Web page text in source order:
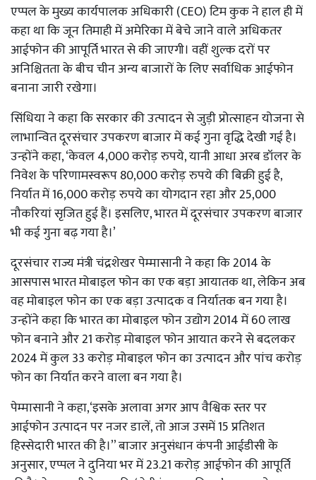
एप्पल के मुख्य कार्यपालक अधिकारी (CEO) टिम कुक ने हाल ही में
कहा था कि जून तिमाही में अमेरिका में बेचे जाने वाले अधिकतर
आईफोन की आपूर्ति भारत से की जाएगी। वहीं शुल्क दरों पर
अनिश्चितता के बीच चीन अन्य बाजारों के लिए सर्वाधिक आईफोन
बनाना जारी रखेगा।
सिंधिया ने कहा कि सरकार की उत्पादन से जुड़ी प्रोत्साहन योजना से
लाभान्वित दूरसंचार उपकरण बाजार में कई गुना वृद्धि देखी गई है।
उन्होंने कहा, ‘केवल 4,000 करोड़ रुपये, यानी आधा अरब डॉलर के
निवेश के परिणामस्वरूप 80,000 करोड़ रुपये की बिक्री हुई है,
निर्यात में 16,000 करोड़ रुपये का योगदान रहा और 25,000
नौकरियां सृजित हुई हैं। इसलिए, भारत में दूरसंचार उपकरण बाजार
भी कई गुना बढ़ गया है।’
दूरसंचार राज्य मंत्री चंद्रशेखर पेम्मासानी ने कहा कि 2014 के
आसपास भारत मोबाइल फोन का एक बड़ा आयातक था, लेकिन अब
वह मोबाइल फोन का एक बड़ा उत्पादक व निर्यातक बन गया है।
उन्होंने कहा कि भारत का मोबाइल फोन उद्योग 2014 में 60 लाख
फोन बनाने और 21 करोड़ मोबाइल फोन आयात करने से बदलकर
2024 में कुल 33 करोड़ मोबाइल फोन का उत्पादन और पांच करोड़
फोन का निर्यात करने वाला बन गया है।
पेम्मासानी ने कहा,‘इसके अलावा अगर आप वैश्विक स्तर पर
आईफोन उत्पादन पर नजर डालें, तो आज उसमें 15 प्रतिशत
हिस्सेदारी भारत की है।’’ बाजार अनुसंधान कंपनी आईडीसी के
अनुसार, एप्पल ने दुनिया भर में 23.21 करोड़ आईफोन की आपूर्ति